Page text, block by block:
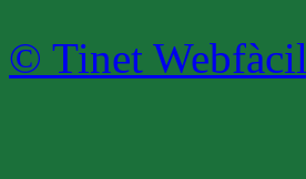
© Tinet Webfàcil